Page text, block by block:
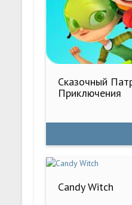
Сказочный
Приключения
Candy Witch